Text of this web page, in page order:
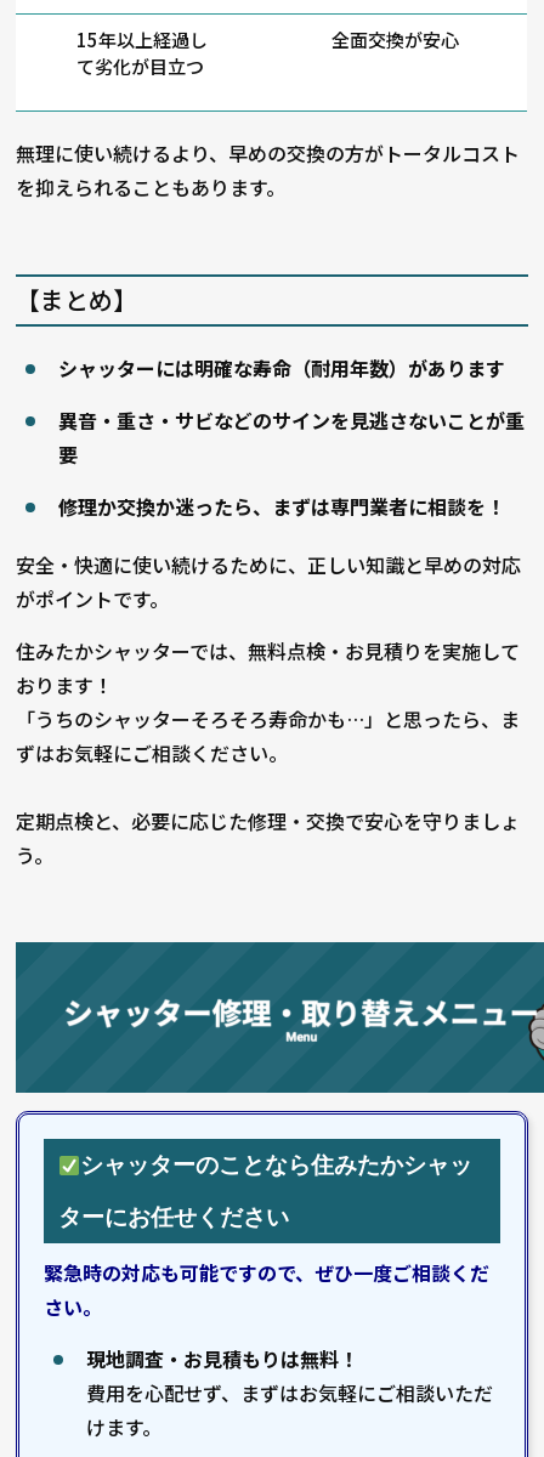
15年以上経過し
て劣化が目立つ
全面交換が安心
無理に使い続けるより、早めの交換の方がトータルコスト
を抑えられることもあります。
【まとめ】
シャッターには明確な寿命（耐用年数）があります
異音・重さ・サビなどのサインを見逃さないことが重
要
修理か交換か迷ったら、まずは専門業者に相談を！
安全・快適に使い続けるために、正しい知識と早めの対応
がポイントです。
住みたかシャッターでは、無料点検・お見積りを実施して
おります！
「うちのシャッターそろそろ寿命かも…」と思ったら、ま
ずはお気軽にご相談ください。
定期点検と、必要に応じた修理・交換で安心を守りましょ
う。
シャッターのことなら住みたかシャッ
ターにお任せください
緊急時の対応も可能ですので、ぜひ一度ご相談くだ
さい。
現地調査・お見積もりは無料！
費用を心配せず、まずはお気軽にご相談いただ
けます。